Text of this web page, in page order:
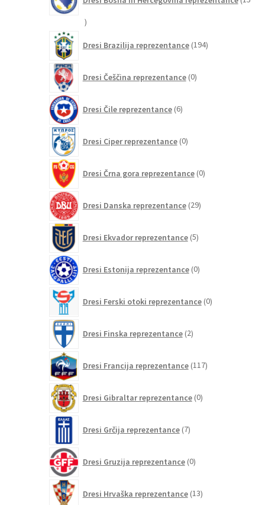
15
Dresi Brazilija reprezentance 194izdelkov
Dresi Češčina reprezentance 0izdelkov
Dresi Čile reprezentance 6izdelkov
Dresi Ciper reprezentance 0izdelkov
Dresi Črna gora reprezentance 0izdelkov
Dresi Danska reprezentance 29izdelkov
Dresi Ekvador reprezentance 5izdelkov
Dresi Estonija reprezentance 0izdelkov
Dresi Ferski otoki reprezentance 0izdelkov
Dresi Finska reprezentance 2izdelka
Dresi Francija reprezentance 117izdelkov
Dresi Gibraltar reprezentance 0izdelkov
Dresi Grčija reprezentance 7izdelkov
Dresi Gruzija reprezentance 0izdelkov
Dresi Hrvaška reprezentance 13izdelkov